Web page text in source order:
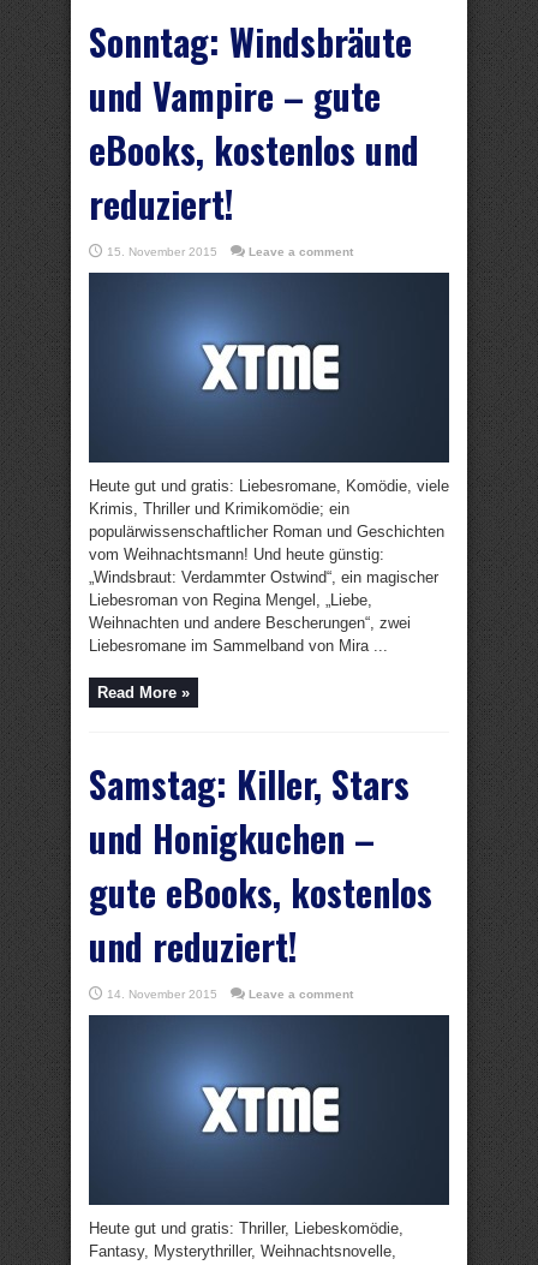
Sonntag: Windsbräute
und Vampire – gute
eBooks, kostenlos und
reduziert!
15. November 2015 Leave a comment
Heute gut und gratis: Liebesromane, Komödie, viele
Krimis, Thriller und Krimikomödie; ein
populärwissenschaftlicher Roman und Geschichten
vom Weihnachtsmann! Und heute günstig:
„Windsbraut: Verdammter Ostwind“, ein magischer
Liebesroman von Regina Mengel, „Liebe,
Weihnachten und andere Bescherungen“, zwei
Liebesromane im Sammelband von Mira ...
Read More »
Samstag: Killer, Stars
und Honigkuchen –
gute eBooks, kostenlos
und reduziert!
14. November 2015 Leave a comment
Heute gut und gratis: Thriller, Liebeskomödie,
Fantasy, Mysterythriller, Weihnachtsnovelle,